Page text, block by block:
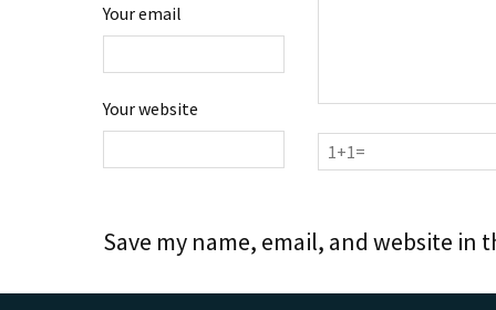
Your email
Your website
Save my name, email, and website